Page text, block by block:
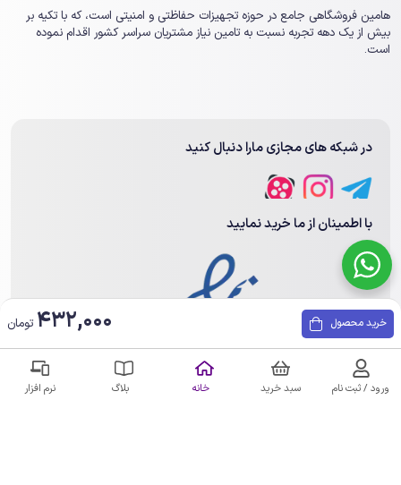
هامین فروشگاهی جامع در حوزه تجهیزات حفاظتی و امنیتی است، که با تکیه بر
بیش از یک ‏دهه تجربه نسبت به تامین نیاز مشتریان سراسر کشور اقدام نموده
است.
در شبکه های مجازی مارا دنبال کنید
با اطمینان از ما خرید نمایید
عضویت در خبرنامه
خرید محصول 432,000 تومان
ورود / ثبت نام سبد خرید خانه بلاگ نرم افزار